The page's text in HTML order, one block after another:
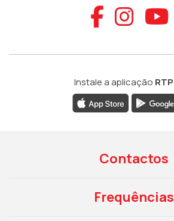
Instale a aplicação
Contactos
Frequências